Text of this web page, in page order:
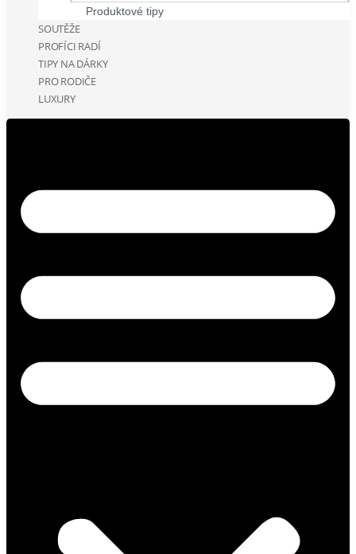
Produktové tipy
SOUTĚŽE
PROFÍCI RADÍ
TIPY NA DÁRKY
PRO RODIČE
LUXURY